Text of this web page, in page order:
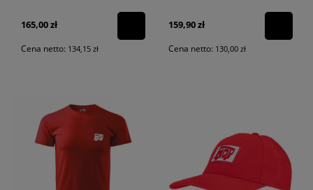
165,00 zł
Cena netto: 134,15 zł
159,90 zł
Cena netto: 130,00 zł